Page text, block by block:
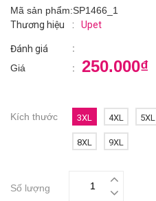
Mã sản phẩm:SP1466_1
Thương hiệu
: Upet
Đánh giá
:
Giá
: 250.000₫
Kích thước 3XL 4XL 5XL
8XL 9XL
Số lượng